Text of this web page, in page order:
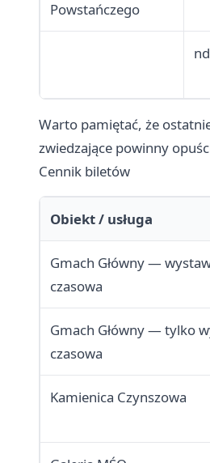
Powstańczego
nd
Warto pamiętać, że
zwiedzające powinny
Cennik biletów
Obiekt / usługa
Gmach Główny —
czasowa
Gmach Główny — tylko
czasowa
Kamienica Czynszowa